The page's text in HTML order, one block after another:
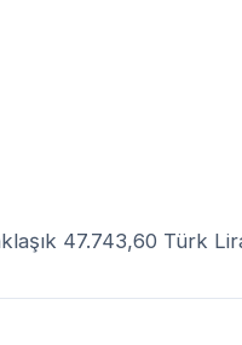
47.743,60 Türk